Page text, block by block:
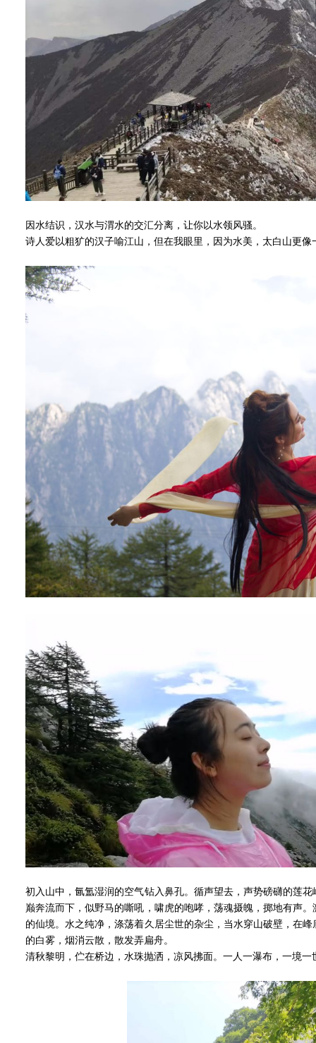
因水结识，汉水与渭水的交汇分离，让你以水领风骚。
诗人爱以粗犷的汉子喻江山，但在我眼里，因为水美，太白山更像
初入山中，氤氲湿润的空气钻入鼻孔。循声望去，声势磅礴的莲
巅奔流而下，似野马的嘶吼，啸虎的咆哮，荡魂摄魄，掷地有声
的仙境。水之纯净，涤荡着久居尘世的杂尘，当水穿山破壁，在
的白雾，烟消云散，散发弄扁舟。
清秋黎明，伫在桥边，水珠抛洒，凉风拂面。一人一瀑布，一境一